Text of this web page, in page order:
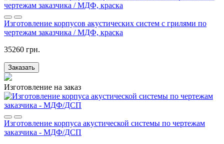
Изготовление корпусов акустических систем с грилями по
чертежам заказчика / МДФ, краска
35260 грн.
Заказать
Изготовление на заказ
Изготовление корпуса акустической системы по чертежам
заказчика - МДФ/ДСП